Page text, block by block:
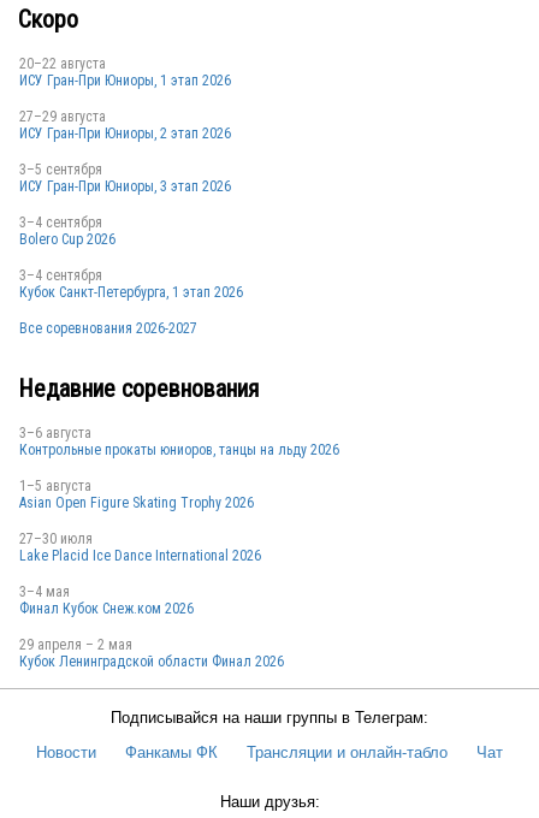
Скоро
20–22 августа
ИСУ Гран-При Юниоры, 1 этап 2026
27–29 августа
ИСУ Гран-При Юниоры, 2 этап 2026
3–5 сентября
ИСУ Гран-При Юниоры, 3 этап 2026
3–4 сентября
Bolero Cup 2026
3–4 сентября
Кубок Санкт-Петербурга, 1 этап 2026
Все соревнования 2026-2027
Недавние соревнования
3–6 августа
Контрольные прокаты юниоров, танцы на льду 2026
1–5 августа
Asian Open Figure Skating Trophy 2026
27–30 июля
Lake Placid Ice Dance International 2026
3–4 мая
Финал Кубок Снеж.ком 2026
29 апреля – 2 мая
Кубок Ленинградской области Финал 2026
Подписывайся на наши группы в Телеграм:
Новости
Фанкамы ФК Трансляции и онлайн-табло Чат
Наши друзья: